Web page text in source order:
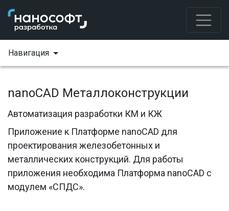
Навигация
nanoCAD Металлоконструкции
Автоматизация разработки КМ и КЖ
Приложение к Платформе nanoCAD для
проектирования железобетонных и
металлических конструкций. Для работы
приложения необходима Платформа nanoCAD с
модулем «СПДС».